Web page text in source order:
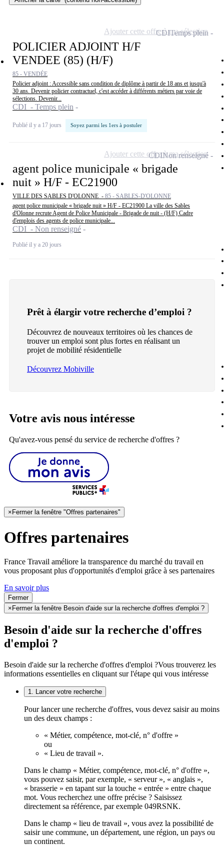
POLICIER ADJOINT H/F
VENDEE (85) (H/F)
85 - VENDÉE
Policier adjoint : Accessible sans condition de diplôme à partir de 18 ans et jusqu'à
30 ans. Devenir policier contractuel, c'est accéder à différents métiers par voie de
sélections. Devenir...
CDI - Temps plein
Publié il y a 17 jours Soyez parmi les 1ers à postuler
CDITemps plein
Ajouter cette offre à ma sélection
agent police municipale « brigade
nuit » H/F - EC21900
VILLE DES SABLES D'OLONNE - 85 - SABLES-D'OLONNE
agent police municipale « brigade nuit » H/F - EC21900 La ville des Sables
d'Olonne recrute Agent de Police Municipale - Brigade de nuit - (H/F) Cadre
d'emplois des agents de police municipale...
CDI - Non renseigné
Publié il y a 20 jours
CDINon renseigné
Ajouter cette offre à ma sélection
Prêt à élargir votre recherche d’emploi ?
Découvrez de nouveaux territoires où les chances de
trouver un emploi sont plus fortes en réalisant un
projet de mobilité résidentielle
Découvrez Mobiville
Votre avis nous intéresse
Qu'avez-vous pensé du service de recherche d'offres ?
× Fermer la fenêtre "Offres partenaires"
Offres partenaires
France Travail améliore la transparence du marché du travail en
vous proposant plus d'opportunités d'emploi grâce à ses partenaires
En savoir plus
Fermer
× Fermer la fenêtre Besoin d'aide sur la recherche d'offres d'emploi ?
Besoin d'aide sur la recherche d'offres
d'emploi ?
Besoin d'aide sur la recherche d'offres d'emploi ?Vous trouverez les
informations essentielles en cliquant sur l'étape qui vous intéresse
1. Lancer votre recherche
Pour lancer une recherche d'offres, vous devez saisir au moins
un des deux champs :
« Métier, compétence, mot-clé, n° d'offre »
ou
« Lieu de travail ».
Dans le champ « Métier, compétence, mot-clé, n° d'offre »,
vous pouvez saisir, par exemple, « serveur », « anglais »,
« brasserie » en tapant sur la touche « entrée » entre chaque
mot. Vous recherchez une offre précise ? Saisissez
directement sa référence, par exemple 049RSNK.
Dans le champ « lieu de travail », vous avez la possibilité de
saisir une commune, un département, une région, un pays ou
un continent.